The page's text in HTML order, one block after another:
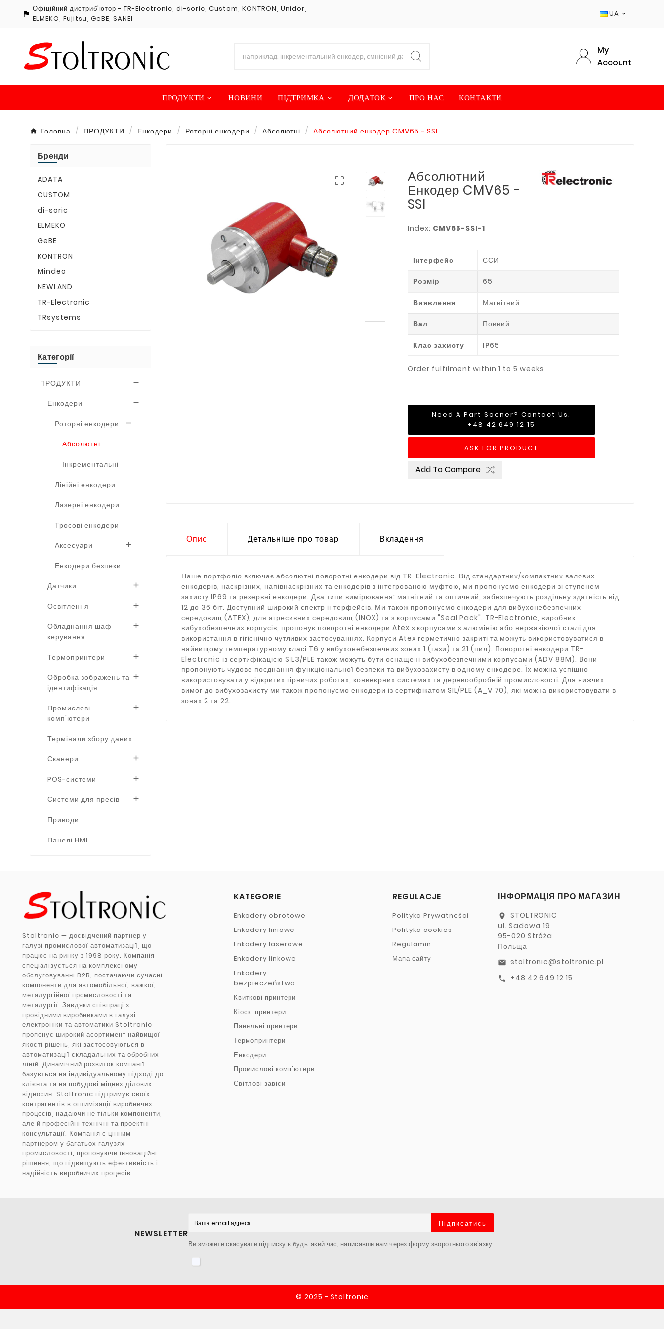

Офіційний дистриб'ютор - TR-Electronic, di-soric, Custom, KONTRON, Unidor,
ELMEKO, Fujitsu, GeBE, SANEI
UA 
My
Account
ПРОДУКТИ НОВИНИ ПІДТРИМКА ДОДАТОК ПРО НАС КОНТАКТИ
Головна ПРОДУКТИ Енкодери Роторні енкодери Абсолютні Абсолютний енкодер CMV65 - SSI
Бренди
ADATA
CUSTOM
di-soric
ELMEKO
GeBE
KONTRON
Mindeo
NEWLAND
TR-Electronic
TRsystems
Категорії
ПРОДУКТИ 
Енкодери 
Роторні енкодери 
Абсолютні
Інкрементальні
Лінійні енкодери
Лазерні енкодери
Тросові енкодери
Аксесуари 
Енкодери безпеки
Датчики 
Освітлення 
Обладнання шаф
керування

Термопринтери 
Обробка зображень та
ідентифікація

Промислові
комп'ютери

Термінали збору даних
Сканери 
POS-системи 
Системи для пресів 
Приводи
Панелі HMI
 Абсолютний
Енкодер CMV65 -
SSI
Index: CMV65-SSI-1
Інтерфейс ССИ
Розмір 65
Виявлення Магнітний
Вал Повний
Клас захисту IP65
Order fulfilment within 1 to 5 weeks
Need A Part Sooner? Contact Us.
+48 42 649 12 15
ASK FOR PRODUCT
Add To Compare
Опис Детальніше про товар Вкладення
Наше портфоліо включає абсолютні поворотні енкодери від TR-Electronic. Від стандартних/компактних валових
енкодерів, наскрізних, напівнаскрізних та енкодерів з інтегрованою муфтою, ми пропонуємо енкодери зі ступенем
захисту IP69 та резервні енкодери. Два типи вимірювання: магнітний та оптичний, забезпечують роздільну здатність від
12 до 36 біт. Доступний широкий спектр інтерфейсів. Ми також пропонуємо енкодери для вибухонебезпечних
середовищ (ATEX), для агресивних середовищ (INOX) та з корпусами "Seal Pack". TR-Electronic, виробник
вибухобезпечних корпусів, пропонує поворотні енкодери Atex з корпусами з алюмінію або нержавіючої сталі для
використання в гігієнічно чутливих застосуваннях. Корпуси Atex герметично закриті та можуть використовуватися в
найвищому температурному класі T6 у вибухонебезпечних зонах 1 (гази) та 21 (пил). Поворотні енкодери TR-
Electronic із сертифікацією SIL3/PLE також можуть бути оснащені вибухобезпечними корпусами (ADV 88M). Вони
пропонують чудове поєднання функціональної безпеки та вибухозахисту в одному енкодере. Їх можна успішно
використовувати у відкритих гірничих роботах, конвеєрних системах та деревообробній промисловості. Для нижчих
вимог до вибухозахисту ми також пропонуємо енкодери із сертифікатом SIL/PLE (A_V 70), які можна використовувати в
зонах 2 та 22.
Stoltronic — досвідчений партнер у
галузі промислової автоматизації, що
працює на ринку з 1998 року. Компанія
спеціалізується на комплексному
обслуговуванні B2B, постачаючи сучасні
компоненти для автомобільної, важкої,
металургійної промисловості та
металургії. Завдяки співпраці з
провідними виробниками в галузі
електроніки та автоматики Stoltronic
пропонує широкий асортимент найвищої
якості рішень, які застосовуються в
автоматизації складальних та обробних
ліній. Динамічний розвиток компанії
базується на індивідуальному підході до
клієнта та на побудові міцних ділових
відносин. Stoltronic підтримує своїх
контрагентів в оптимізації виробничих
процесів, надаючи не тільки компоненти,
але й професійні технічні та проектні
консультації. Компанія є цінним
партнером у багатьох галузях
промисловості, пропонуючи інноваційні
рішення, що підвищують ефективність і
надійність виробничих процесів.
KATEGORIE
Enkodery obrotowe
Enkodery liniowe
Enkodery laserowe
Enkodery linkowe
Enkodery
bezpieczeństwa
Квиткові принтери
Кіоск-принтери
Панельні принтери
Термопринтери
Енкодери
Промислові комп'ютери
Світлові завіси
REGULACJE
Polityka Prywatności
Polityka cookies
Regulamin
Мапа сайту
ІНФОРМАЦІЯ ПРО МАГАЗИН
location_on
STOLTRONIC
ul. Sadowa 19
95-020 Stróża
Польща
email stoltronic@stoltronic.pl
call +48 42 649 12 15
NEWSLETTER
Підписатись
Ви зможете скасувати підписку в будь-який час, написавши нам через форму зворотнього зв'язку.
© 2025 - Stoltronic